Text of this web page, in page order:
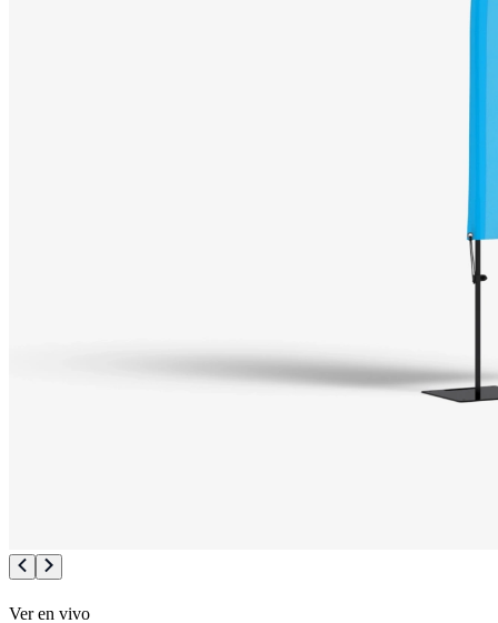
Ver en vivo